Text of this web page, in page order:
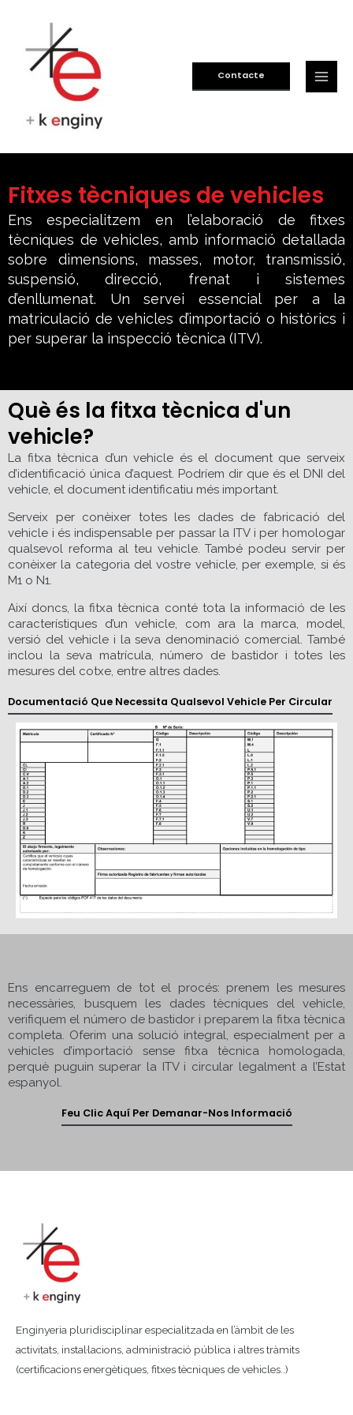
contingut
Contacte
Fitxes tècniques de vehicles
Ens especialitzem en l’elaboració de fitxes
tècniques de vehicles, amb informació detallada
sobre dimensions, masses, motor, transmissió,
suspensió, direcció, frenat i sistemes
d’enllumenat. Un servei essencial per a la
matriculació de vehicles d’importació o històrics i
per superar la inspecció tècnica (ITV).
Què és la fitxa tècnica d'un
vehicle?
La fitxa tècnica d’un vehicle és el document que serveix
d’identificació única d’aquest. Podríem dir que és el DNI del
vehicle, el document identificatiu més important.
Serveix per conèixer totes les dades de fabricació del
vehicle i és indispensable per passar la ITV i per homologar
qualsevol reforma al teu vehicle. També podeu servir per
conèixer la categoria del vostre vehicle, per exemple, si és
M1 o N1.
Així doncs, la fitxa tècnica conté tota la informació de les
característiques d’un vehicle, com ara la marca, model,
versió del vehicle i la seva denominació comercial. També
inclou la seva matrícula, número de bastidor i totes les
mesures del cotxe, entre altres dades.
Documentació Que Necessita Qualsevol Vehicle Per Circular
Ens encarreguem de tot el procés: prenem les mesures
necessàries, busquem les dades tècniques del vehicle,
verifiquem el número de bastidor i preparem la fitxa tècnica
completa. Oferim una solució integral, especialment per a
vehicles d’importació sense fitxa tècnica homologada,
perquè puguin superar la ITV i circular legalment a l’Estat
espanyol.
Feu Clic Aquí Per Demanar-Nos Informació
Enginyeria pluridisciplinar especialitzada en l’àmbit de les
activitats, instal·lacions, administració pública i altres tràmits
(certificacions energètiques, fitxes tècniques de vehicles..)